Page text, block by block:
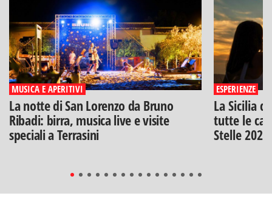
MUSICA E APERITIVI
La notte di San Lorenzo da Bruno
Ribadi: birra, musica live e visite
speciali a Terrasini
ESPERIENZE
La Sicilia
tutte le
Stelle